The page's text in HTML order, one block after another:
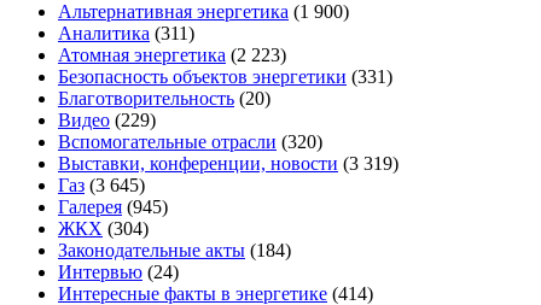
Альтернативная энергетика (1 900)
Аналитика (311)
Атомная энергетика (2 223)
Безопасность объектов энергетики (331)
Благотворительность (20)
Видео (229)
Вспомогательные отрасли (320)
Выставки, конференции, новости (3 319)
Газ (3 645)
Галерея (945)
ЖКХ (304)
Законодательные акты (184)
Интервью (24)
Интересные факты в энергетике (414)